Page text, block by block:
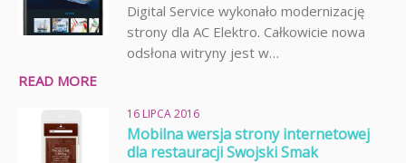
Digital Service wykonało modernizację
strony dla AC Elektro. Całkowicie nowa
odsłona witryny jest w…
READ MORE
16 LIPCA 2016
Mobilna wersja strony internetowej
dla restauracji Swojski Smak